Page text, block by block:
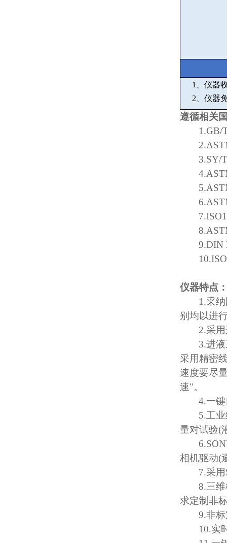
1
、仪器
2 、仪器
遵循相关
1.GB/
3.SY/
9.DIN
仪器特点
1.采
别均以进
2.采
3.进
采用精密
速度要尽
速"。
4.一
5.工
量对试验(
相机驱动(
7.采用
8.三
求定制非
9.非
10.实